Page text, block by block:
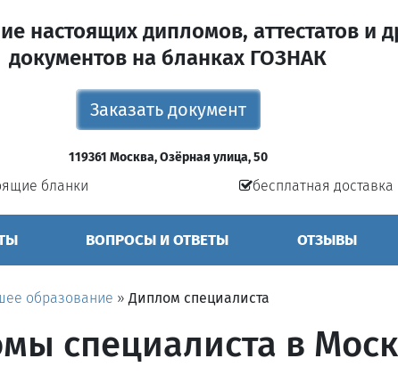
настоящих дипломов, аттестатов и
документов на бланках ГОЗНАК
Заказать документ
119361 Москва, Озёрная улица, 50
бланки бесплатная доставка
ВОПРОСЫ И ОТВЕТЫ ОТЗЫВЫ
образование »Диплом специалиста
специалиста в